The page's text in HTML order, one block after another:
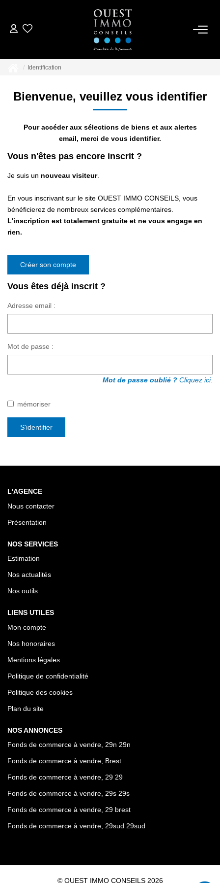
ACCUEIL
NOS RÉALISATIONS
ESTIMER
Identification
Bienvenue, veuillez vous identifier
Pour accéder aux sélections de biens et aux alertes
email, merci de vous identifier.
Vous n'êtes pas encore inscrit ?
Je suis un nouveau visiteur.
En vous inscrivant sur le site OUEST IMMO CONSEILS, vous
bénéficierez de nombreux services complémentaires.
L'inscription est totalement gratuite et ne vous engage en
rien.
Créer son compte
Vous êtes déjà inscrit ?
Adresse email :
Mot de passe :
Mot de passe oublié ? Cliquez ici.
mémoriser
S'identifier
L'AGENCE
Nous contacter
Présentation
NOS SERVICES
Estimation
Nos actualités
Nos outils
LIENS UTILES
Mon compte
Nos honoraires
Mentions légales
Politique de confidentialité
Politique des cookies
Plan du site
NOS ANNONCES
Fonds de commerce à vendre, 29n 29n
Fonds de commerce à vendre, Brest
Fonds de commerce à vendre, 29 29
Fonds de commerce à vendre, 29s 29s
Fonds de commerce à vendre, 29 brest
Fonds de commerce à vendre, 29sud 29sud
© OUEST IMMO CONSEILS 2026